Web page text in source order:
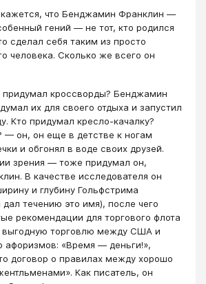
что Бенджамин Франклин —
гений — не тот, кто родился
сделал себя таким из просто
человека. Сколько же всего он
придумал кроссворды? Бенджамин
их для своего отдыха и запустил
Кто придумал кресло-качалку?
— он, он еще в детстве к ногам
и обгонял в воде своих друзей.
зрения — тоже придумал он,
В качестве исследователя он
и глубину Гольфстрима
течению это имя), после чего
рекомендации для торгового флота
выгодную торговлю между США и
афоризмов: «Время — деньги!»,
договор о правилах между хорошо
Как писатель, он